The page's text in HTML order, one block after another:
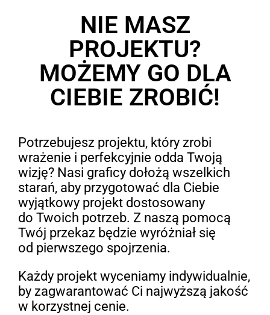
NIE MASZ
PROJEKTU?
MOŻEMY GO DLA
CIEBIE ZROBIĆ!
Potrzebujesz projektu, który zrobi
wrażenie i perfekcyjnie odda Twoją
wizję? Nasi graficy dołożą wszelkich
starań, aby przygotować dla Ciebie
wyjątkowy projekt dostosowany
do Twoich potrzeb. Z naszą pomocą
Twój przekaz będzie wyróżniał się
od pierwszego spojrzenia.
Każdy projekt wyceniamy indywidualnie,
by zagwarantować Ci najwyższą jakość
w korzystnej cenie.